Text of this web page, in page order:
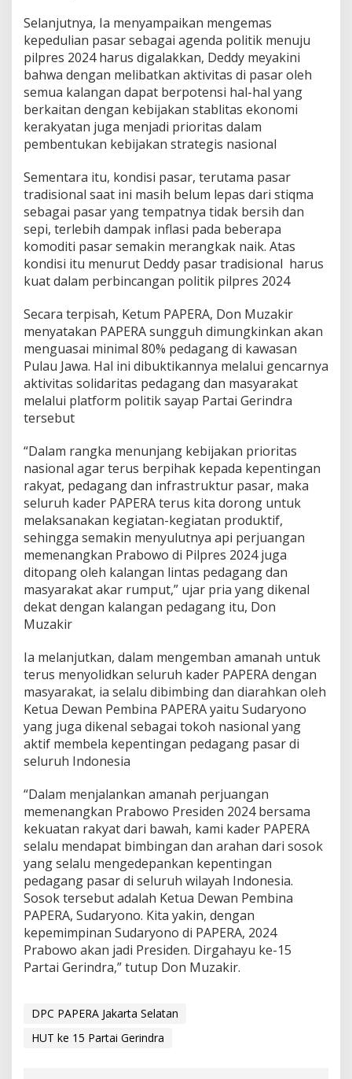
i
k
a
r
R
u
m
p
u
T
e
r
u
s
K
i
a
o
b
a
k
a
n
Selanjutnya, Ia menyampaikan mengemas
kepedulian pasar sebagai agenda politik menuju
pilpres 2024 harus digalakkan, Deddy meyakini
bahwa dengan melibatkan aktivitas di pasar oleh
semua kalangan dapat berpotensi hal-hal yang
berkaitan dengan kebijakan stablitas ekonomi
kerakyatan juga menjadi prioritas dalam
pembentukan kebijakan strategis nasional
Sementara itu, kondisi pasar, terutama pasar
tradisional saat ini masih belum lepas dari stiqma
sebagai pasar yang tempatnya tidak bersih dan
sepi, terlebih dampak inflasi pada beberapa
komoditi pasar semakin merangkak naik. Atas
kondisi itu menurut Deddy pasar tradisional harus
kuat dalam perbincangan politik pilpres 2024
Secara terpisah, Ketum PAPERA, Don Muzakir
menyatakan PAPERA sungguh dimungkinkan akan
menguasai minimal 80% pedagang di kawasan
Pulau Jawa. Hal ini dibuktikannya melalui gencarnya
aktivitas solidaritas pedagang dan masyarakat
melalui platform politik sayap Partai Gerindra
tersebut
“Dalam rangka menunjang kebijakan prioritas
nasional agar terus berpihak kepada kepentingan
rakyat, pedagang dan infrastruktur pasar, maka
seluruh kader PAPERA terus kita dorong untuk
melaksanakan kegiatan-kegiatan produktif,
sehingga semakin menyulutnya api perjuangan
memenangkan Prabowo di Pilpres 2024 juga
ditopang oleh kalangan lintas pedagang dan
masyarakat akar rumput,” ujar pria yang dikenal
dekat dengan kalangan pedagang itu, Don
Muzakir
Ia melanjutkan, dalam mengemban amanah untuk
terus menyolidkan seluruh kader PAPERA dengan
masyarakat, ia selalu dibimbing dan diarahkan oleh
Ketua Dewan Pembina PAPERA yaitu Sudaryono
yang juga dikenal sebagai tokoh nasional yang
aktif membela kepentingan pedagang pasar di
seluruh Indonesia
“Dalam menjalankan amanah perjuangan
memenangkan Prabowo Presiden 2024 bersama
kekuatan rakyat dari bawah, kami kader PAPERA
selalu mendapat bimbingan dan arahan dari sosok
yang selalu mengedepankan kepentingan
pedagang pasar di seluruh wilayah Indonesia.
Sosok tersebut adalah Ketua Dewan Pembina
PAPERA, Sudaryono. Kita yakin, dengan
kepemimpinan Sudaryono di PAPERA, 2024
Prabowo akan jadi Presiden. Dirgahayu ke-15
Partai Gerindra,” tutup Don Muzakir.
DPC PAPERA Jakarta Selatan
HUT ke 15 Partai Gerindra